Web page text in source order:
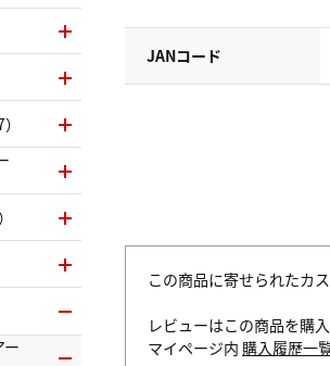
JANコード
この商品に寄せられたカ
レビューはこの商品を購
マイページ内 購入履歴一